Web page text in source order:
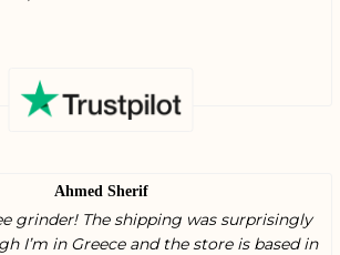
Ahmed Sherif
grinder! The shipping was surprisingly
I’m in Greece and the store is based in